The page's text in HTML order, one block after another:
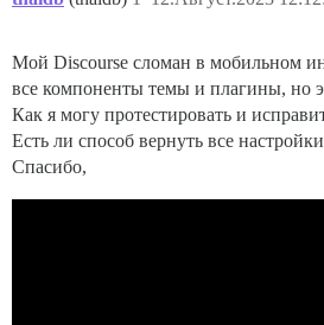
Мой Discourse сломан в мобильном
все компоненты темы и плагины, но
Как я могу протестировать и
Есть ли способ вернуть все
Спасибо,